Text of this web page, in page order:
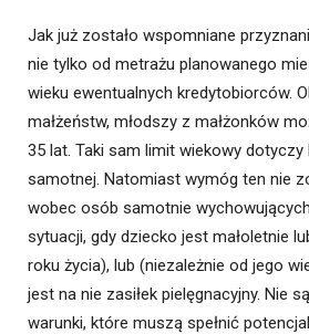
Jak już zostało wspomniane
nie tylko od metrażu planowanego
wieku ewentualnych kredytobiorców.
małżeństw, młodszy z małżonków
35 lat. Taki sam limit wiekowy
samotnej. Natomiast wymóg ten nie
wobec osób samotnie
sytuacji, gdy dziecko jest małoletnie
roku życia), lub (niezależnie od jego
jest na nie zasiłek pielęgnacyjny. Nie
warunki, które muszą spełnić